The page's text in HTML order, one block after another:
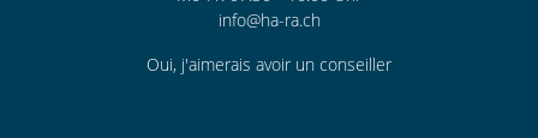
info@ha-ra.ch
Oui, j'aimerais avoir un conseiller